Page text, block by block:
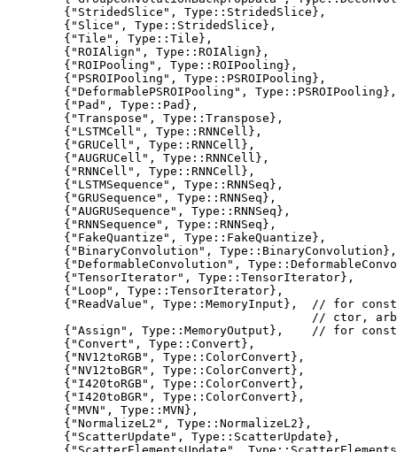
        {"StridedSlice", Type::StridedSlice},
        {"Slice", Type::StridedSlice},
        {"Tile", Type::Tile},
        {"ROIAlign", Type::ROIAlign},
        {"ROIPooling", Type::ROIPooling},
        {"PSROIPooling", Type::PSROIPooling},
        {"DeformablePSROIPooling", Type::PSROIPooling},
        {"Pad", Type::Pad},
        {"Transpose", Type::Transpose},
        {"LSTMCell", Type::RNNCell},
        {"GRUCell", Type::RNNCell},
        {"AUGRUCell", Type::RNNCell},
        {"RNNCell", Type::RNNCell},
        {"LSTMSequence", Type::RNNSeq},
        {"GRUSequence", Type::RNNSeq},
        {"AUGRUSequence", Type::RNNSeq},
        {"RNNSequence", Type::RNNSeq},
        {"FakeQuantize", Type::FakeQuantize},
        {"BinaryConvolution", Type::BinaryConvolution},
{"DeformableConvolution",
        {"TensorIterator", Type::TensorIterator},
        {"Loop", Type::TensorIterator},
{"ReadValue", Type::MemoryInput},  // for
// ctor,
{"Assign", Type::MemoryOutput},    // for
        {"Convert", Type::Convert},
        {"NV12toRGB", Type::ColorConvert},
        {"NV12toBGR", Type::ColorConvert},
        {"I420toRGB", Type::ColorConvert},
        {"I420toBGR", Type::ColorConvert},
        {"MVN", Type::MVN},
        {"NormalizeL2", Type::NormalizeL2},
        {"ScatterUpdate", Type::ScatterUpdate},